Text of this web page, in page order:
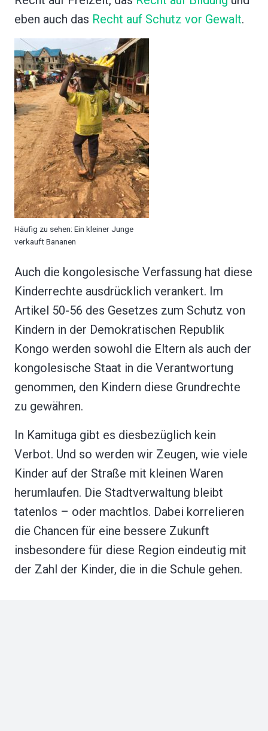
eben auch das Recht auf Schutz vor Gewalt.
Häufig zu sehen: Ein kleiner Junge
verkauft Bananen
Auch die kongolesische Verfassung hat diese
Kinderrechte ausdrücklich verankert. Im
Artikel 50-56 des Gesetzes zum Schutz von
Kindern in der Demokratischen Republik
Kongo werden sowohl die Eltern als auch der
kongolesische Staat in die Verantwortung
genommen, den Kindern diese Grundrechte
zu gewähren.
In Kamituga gibt es diesbezüglich kein
Verbot. Und so werden wir Zeugen, wie viele
Kinder auf der Straße mit kleinen Waren
herumlaufen. Die Stadtverwaltung bleibt
tatenlos – oder machtlos. Dabei korrelieren
die Chancen für eine bessere Zukunft
insbesondere für diese Region eindeutig mit
der Zahl der Kinder, die in die Schule gehen.